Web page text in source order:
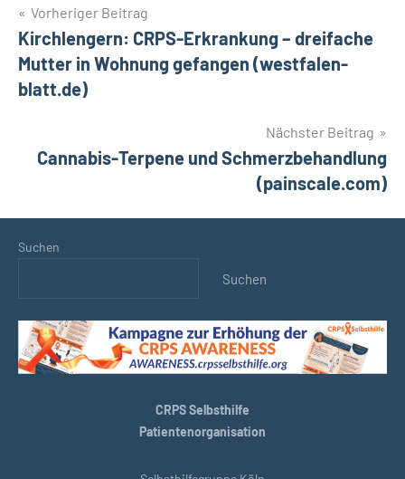
Beitragsnavigation
Vorheriger Beitrag
Kirchlengern: CRPS-Erkrankung – dreifache
Mutter in Wohnung gefangen (westfalen-
blatt.de)
Nächster Beitrag
Cannabis-Terpene und Schmerzbehandlung
(painscale.com)
Suchen
Suchen
CRPS Selbsthilfe
Patientenorganisation